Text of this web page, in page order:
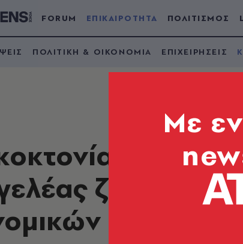
FORUM ΕΠΙΚΑΙΡΟΤΗΤΑ ΠΟΛΙΤΙΣΜΟΣ
ΠΟΛΙΤΙΚΗ & ΟΙΚΟΝΟΜΙΑ ΕΠΙΧΕΙΡΗΣΕΙΣ
ζητά την
σε δίκη
Mε